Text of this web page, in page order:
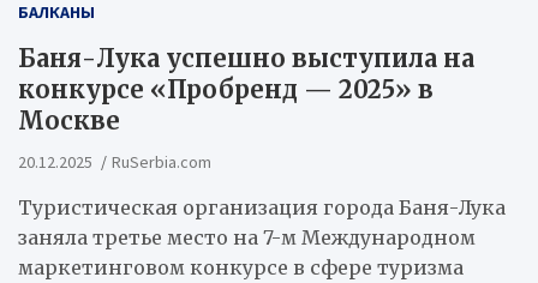
БАЛКАНЫ
Баня-Лука успешно выступила на
конкурсе «Пробренд — 2025» в
Москве
20.12.2025 RuSerbia.com
Туристическая организация города Баня-Лука
заняла третье место на 7-м Международном
маркетинговом конкурсе в сфере туризма